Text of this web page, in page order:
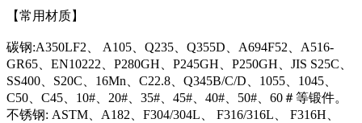
【常用材质】
碳钢:A350LF2、 A105、Q235、Q355D、A694F52、A516-
GR65、EN10222、P280GH、P245GH、P250GH、JIS S25C、
SS400、S20C、16Mn、C22.8、Q345B/C/D、1055、1045、
C50、C45、10#、20#、35#、45#、40#、50#、60＃等锻件。
不锈钢: ASTM、A182、F304/304L、 F316/316L、 F316H、